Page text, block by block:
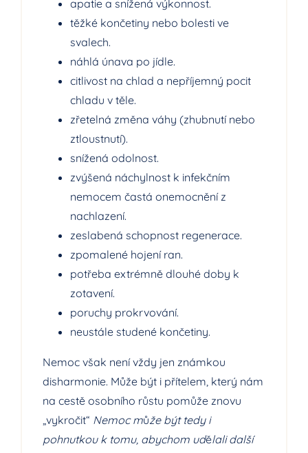
apatie a snížená výkonnost.
těžké končetiny nebo bolesti ve
svalech.
náhlá únava po jídle.
citlivost na chlad a nepříjemný pocit
chladu v těle.
zřetelná změna váhy (zhubnutí nebo
ztloustnutí).
snížená odolnost.
zvýšená náchylnost k infekčním
nemocem častá onemocnění z
nachlazení.
zeslabená schopnost regenerace.
zpomalené hojení ran.
potřeba extrémně dlouhé doby k
zotavení.
poruchy prokrvování.
neustále studené končetiny.
Nemoc však není vždy jen známkou
disharmonie. Může být i přítelem, který nám
na cestě osobního růstu pomůže znovu
„vykročit“ Nemoc může být tedy i
pohnutkou k tomu, abychom udělali další